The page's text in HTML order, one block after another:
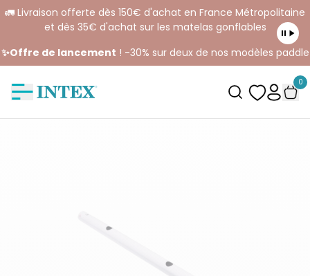
🚛 Livraison offerte dès 150€ d'achat en France Métropolitaine
et dès 35€ d'achat sur les matelas gonflables
✨Offre de lancement ! -30% sur deux de nos modèles paddle
0